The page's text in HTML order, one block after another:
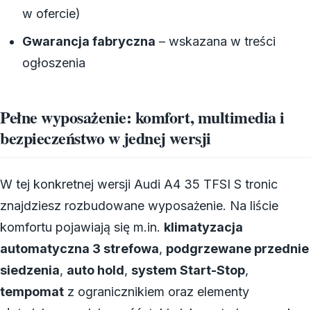
w ofercie)
Gwarancja fabryczna – wskazana w treści
ogłoszenia
Pełne wyposażenie: komfort, multimedia i
bezpieczeństwo w jednej wersji
W tej konkretnej wersji Audi A4 35 TFSI S tronic
znajdziesz rozbudowane wyposażenie. Na liście
komfortu pojawiają się m.in. klimatyzacja
automatyczna 3 strefowa, podgrzewane przednie
siedzenia, auto hold, system Start-Stop,
tempomat z ogranicznikiem oraz elementy